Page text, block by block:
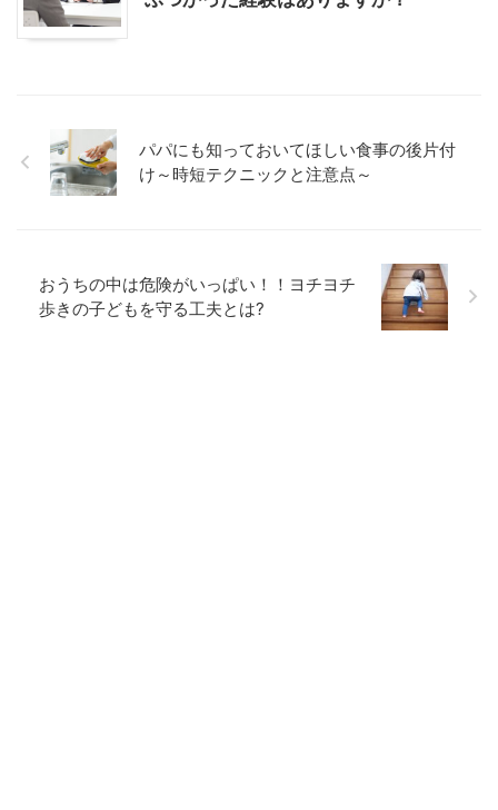
パパにも知っておいてほしい食事の後片付
け～時短テクニックと注意点～
おうちの中は危険がいっぱい！！ヨチヨチ
歩きの子どもを守る工夫とは?